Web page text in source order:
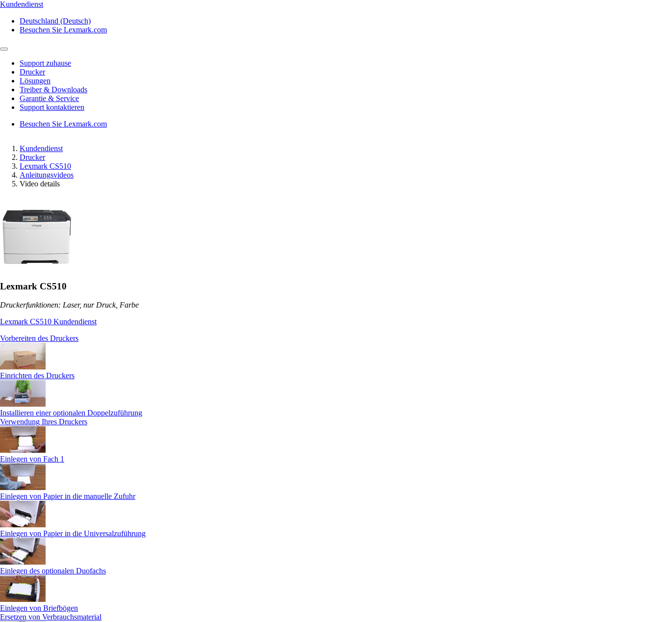
Kundendienst
Deutschland (Deutsch)
Besuchen Sie Lexmark.com
Support zuhause
Drucker
Lösungen
Treiber & Downloads
Garantie & Service
Support kontaktieren
Besuchen Sie Lexmark.com
Kundendienst
Drucker
Lexmark CS510
Anleitungsvideos
Video details
Lexmark CS510
Druckerfunktionen: Laser, nur Druck, Farbe
Lexmark CS510 Kundendienst
Vorbereiten des Druckers
Einrichten des Druckers
Installieren einer optionalen Doppelzuführung
Verwendung Ihres Druckers
Einlegen von Fach 1
Einlegen von Papier in die manuelle Zufuhr
Einlegen von Papier in die Universalzuführung
Einlegen des optionalen Duofachs
Einlegen von Briefbögen
Ersetzen von Verbrauchsmaterial